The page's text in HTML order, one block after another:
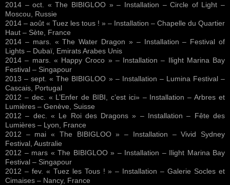
2014 – oct. « The BIBIGLOO » – Installation – Circle of Light –
Moscou, Russie
2014 – août « Tuez les tous ! » – Installation – Chapelle du Quartier
Haut – Sète, France
2014 – mars. « The Water Dragon » – Installation – Festival of
Lights – Dubaï, Emirats Arabes Unis
2014 – mars. « Happy Croco » – Installation – Ilight Marina Bay
Festival – Singapour
2013 – sept. « The BIBIGLOO » – Installation – Lumina Festival –
Cascais, Portugal
2012 – dec. « L’Enfer de BIBI, c’est ici» – Installation – Arbres et
Lumières – Genève, Suisse
2012 – dec. « Le Roi des Dragons » – Installation – Fête des
Lumières – Lyon, France
2012 – mai « The BIBIGLOO » – Installation – Vivid Sydney
Festival, Australie
2012 – mars « The BIBIGLOO » – Installation – Ilight Marina Bay
Festival – Singapour
2012 – fev. « Tuez les Tous ! » – Installation – Galerie Socles et
Cimaises – Nancy, France